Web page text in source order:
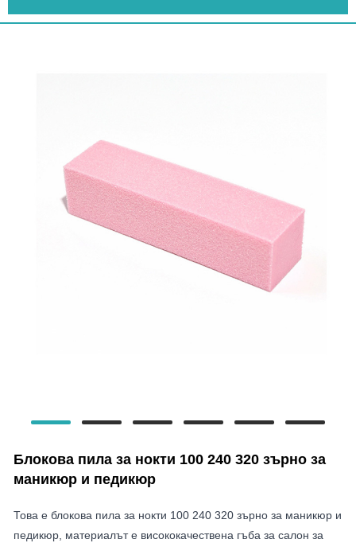
Блокова пила за нокти 100 240 320 зърно за
маникюр и педикюр
Това е блокова пила за нокти 100 240 320 зърно за маникюр и
педикюр, материалът е висококачествена гъба за салон за